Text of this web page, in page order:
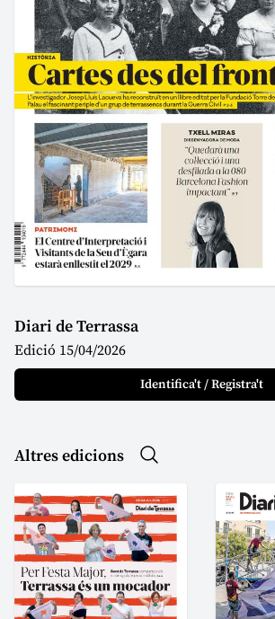
Diari de Terrassa
Edició 15/04/2026
Identifica't / Registra't
Altres edicions